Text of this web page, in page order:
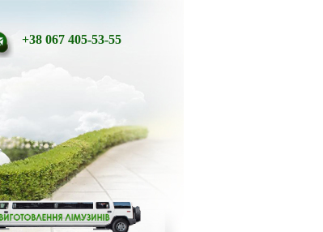
+38 067 405-53-55